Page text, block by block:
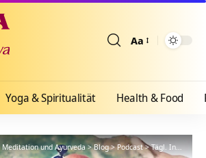
Aa
Yoga & Spiritualität Health & Food
Meditation und Ayurveda>Blog>Podcast>Tägl. Inspiration